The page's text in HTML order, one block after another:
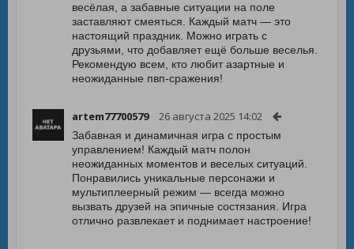
весёлая, а забавные ситуации на поле
заставляют смеяться. Каждый матч — это
настоящий праздник. Можно играть с
друзьями, что добавляет ещё больше веселья.
Рекомендую всем, кто любит азартные и
неожиданные пвп-сражения!
artem77700579 26 августа 2025 14:02
Забавная и динамичная игра с простым
управлением! Каждый матч полон
неожиданных моментов и веселых ситуаций.
Понравились уникальные персонажи и
мультиплеерный режим — всегда можно
вызвать друзей на эпичные состязания. Игра
отлично развлекает и поднимает настроение!